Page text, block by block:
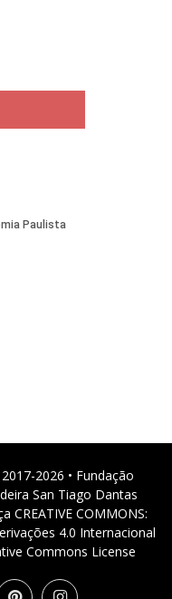
2026 • Fundação
San Tiago Dantas
CREATIVE COMMONS:
4.0 Internacional
Commons License